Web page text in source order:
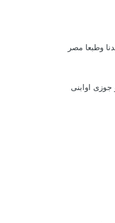
وطبعا مصر
اوابنى